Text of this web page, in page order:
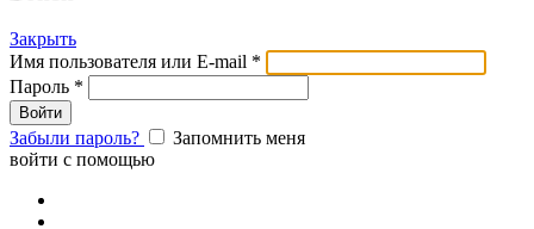
Закрыть
Имя пользователя или E-mail *
Пароль *
Забыли пароль?
Запомнить меня
войти с помощью